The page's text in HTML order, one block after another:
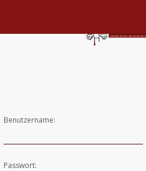
Benutzername:
Passwort: